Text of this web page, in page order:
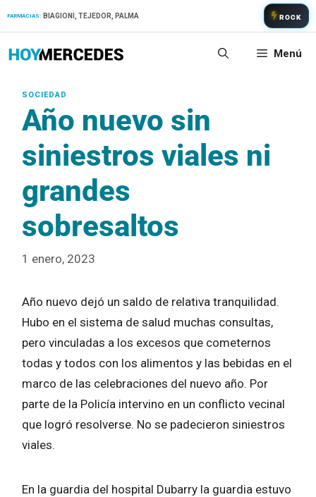
FARMACIAS: BIAGIONI, TEJEDOR, PALMA ROCK
Menú
Año nuevo sin
siniestros viales ni
grandes
sobresaltos
1 enero, 2023
Año nuevo dejó un saldo de relativa tranquilidad.
Hubo en el sistema de salud muchas consultas,
pero vinculadas a los excesos que cometernos
todas y todos con los alimentos y las bebidas en el
marco de las celebraciones del nuevo año. Por
parte de la Policía intervino en un conflicto vecinal
que logró resolverse. No se padecieron siniestros
viales.
En la guardia del hospital Dubarry la guardia estuvo